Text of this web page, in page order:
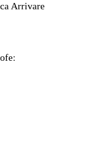
Arrivare